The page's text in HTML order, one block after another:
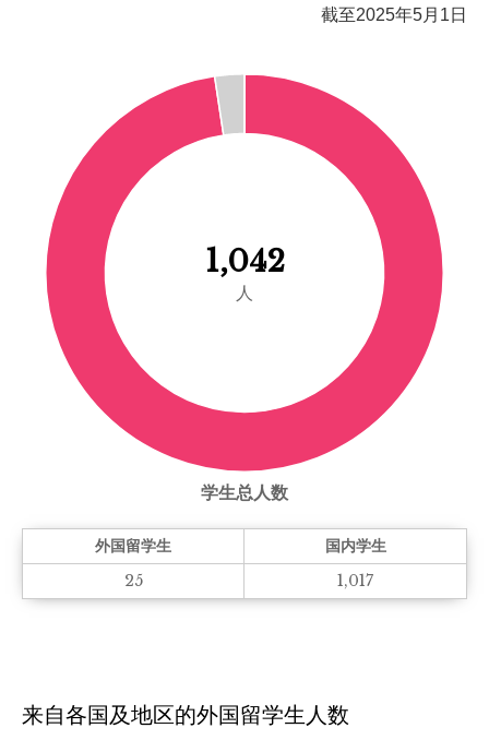
截至2025年5月1日
1,042
人
学生总人数
外国留学生
国内学生
25
1,017
来自各国及地区的外国留学生人数